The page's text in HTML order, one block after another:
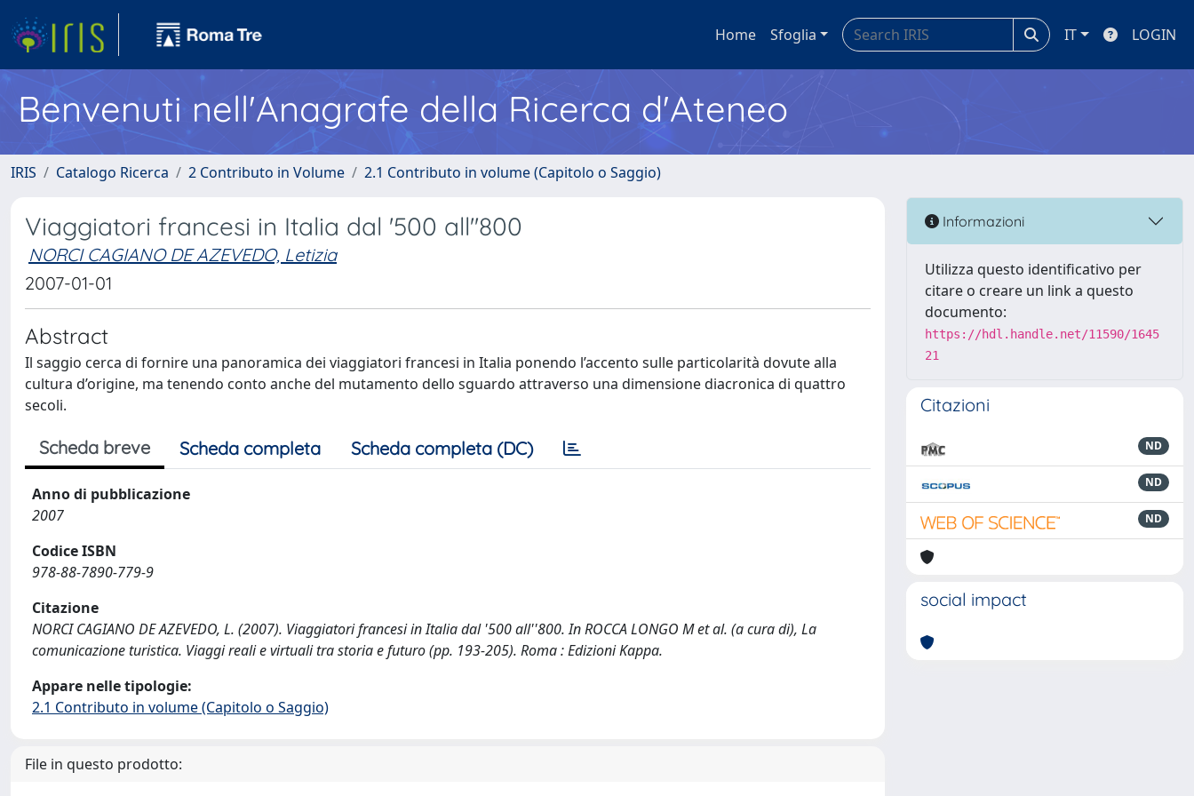
Home Sfoglia IT LOGIN
Benvenuti nell'Anagrafe della Ricerca d'Ateneo
IRIS Catalogo Ricerca 2 Contributo in Volume 2.1 Contributo in volume (Capitolo o Saggio)
Viaggiatori francesi in Italia dal '500 all''800
NORCI CAGIANO DE AZEVEDO, Letizia
2007-01-01
Abstract
Il saggio cerca di fornire una panoramica dei viaggiatori francesi in Italia ponendo l’accento sulle particolarità dovute alla
cultura d’origine, ma tenendo conto anche del mutamento dello sguardo attraverso una dimensione diacronica di quattro
secoli.
Scheda breve Scheda completa Scheda completa (DC)
Anno di pubblicazione
2007
Codice ISBN
978-88-7890-779-9
Citazione
NORCI CAGIANO DE AZEVEDO, L. (2007). Viaggiatori francesi in Italia dal '500 all''800. In ROCCA LONGO M et al. (a cura di), La
comunicazione turistica. Viaggi reali e virtuali tra storia e futuro (pp. 193-205). Roma : Edizioni Kappa.
Appare nelle tipologie:
2.1 Contributo in volume (Capitolo o Saggio)
File in questo prodotto:
Informazioni
Utilizza questo identificativo per
citare o creare un link a questo
documento:
https://hdl.handle.net/11590/1645
21
Citazioni
ND
ND
ND
social impact